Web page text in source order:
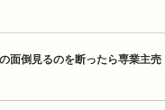
面倒見るのを断ったら専業主売